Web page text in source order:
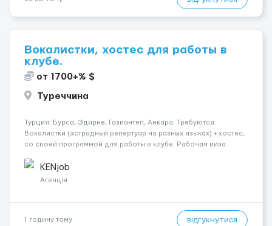
Вокалистки, хостес для работы в
клубе.
от 1700+% $
Туреччина
Турция: Бурса, Эдирне, Газиантеп, Анкара. Требуются:
Вокалистки (эстрадный репертуар на разных языках) + хостеc,
со своей программой для работы в клубе. Рабочая виза.
одного до трех месяцев. Мед. страховка. Высокая зарплат...
KENjob
Агенція
1 годину тому відгукнутися